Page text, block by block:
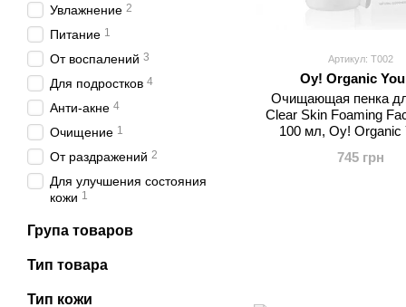
Артикул: T002
Oy! Organic
Очищающая пенка
Clear Skin Foaming
100 мл, Oy! Organic
745 грн
Увлажнение 2
Питание 1
От воспалений 3
Для подростков 4
Анти-акне 4
Очищение 1
От раздражений 2
Для улучшения состояния
кожи 1
Група товаров
Тип товара
Тип кожи